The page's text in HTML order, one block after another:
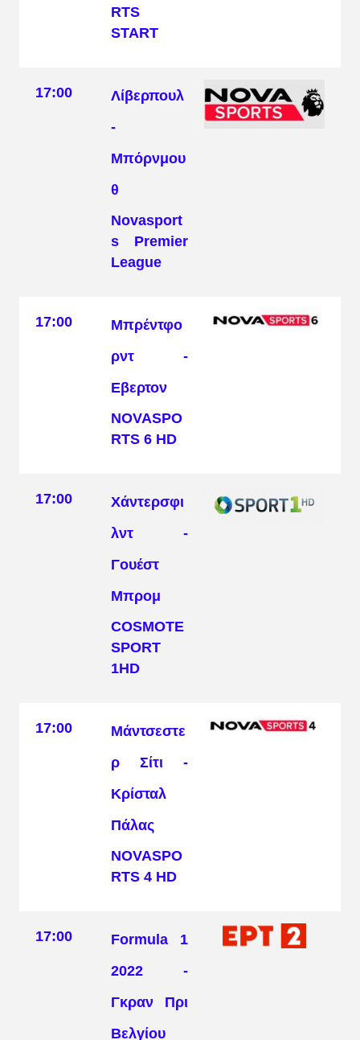
RTS
START
17:00
Λίβερπουλ
-
Μπόρνμου
θ
Novasport
s Premier
League
17:00
Μπρέντφο
ρντ -
Εβερτον
NOVASPO
RTS 6 HD
17:00
Χάντερσφι
λντ -
Γουέστ
Μπρομ
COSMOTE
SPORT
1HD
17:00
Μάντσεστε
ρ Σίτι -
Κρίσταλ
Πάλας
NOVASPO
RTS 4 HD
17:00
Formula 1
2022 -
Γκραν Πρι
Βελγίου